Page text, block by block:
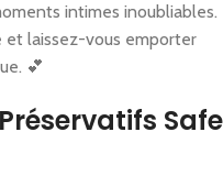
intimes inoubliables.
laissez-vous emporter
💕
Safe